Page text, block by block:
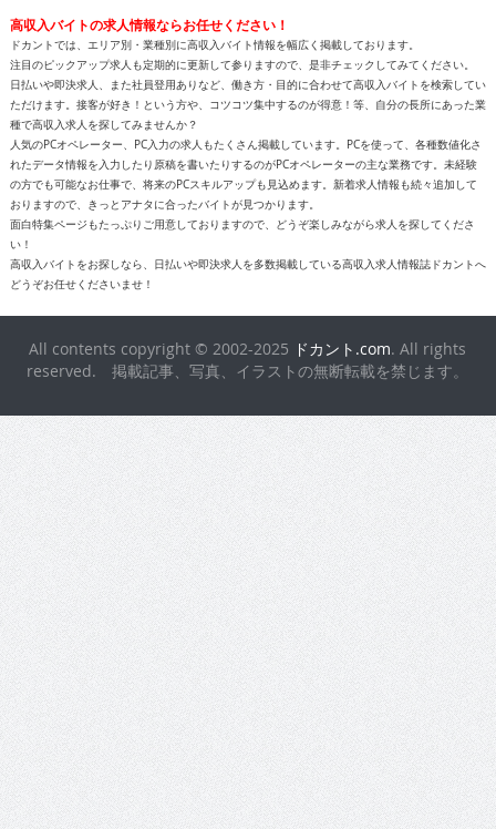
高収入バイトの求人情報ならお任せください！
ドカントでは、エリア別・業種別に高収入バイト情報を幅広く掲載しております。
注目のピックアップ求人も定期的に更新して参りますので、是非チェックしてみてください。
日払いや即決求人、また社員登用ありなど、働き方・目的に合わせて高収入バイトを検索してい
ただけます。接客が好き！という方や、コツコツ集中するのが得意！等、自分の長所にあった業
種で高収入求人を探してみませんか？
人気のPCオペレーター、PC入力の求人もたくさん掲載しています。PCを使って、各種数値化さ
れたデータ情報を入力したり原稿を書いたりするのがPCオペレーターの主な業務です。未経験
の方でも可能なお仕事で、将来のPCスキルアップも見込めます。新着求人情報も続々追加して
おりますので、きっとアナタに合ったバイトが見つかります。
面白特集ページもたっぷりご用意しておりますので、どうぞ楽しみながら求人を探してくださ
い！
高収入バイトをお探しなら、日払いや即決求人を多数掲載している高収入求人情報誌ドカントへ
どうぞお任せくださいませ！
All contents copyright © 2002-2025 ドカント.com. All rights
reserved. 掲載記事、写真、イラストの無断転載を禁じます。